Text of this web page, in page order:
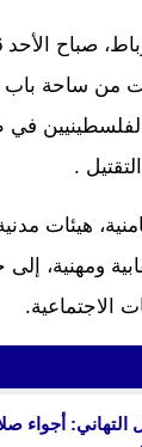
من ساحة باب
الفلسطينيين
.
هيئات
ومهنية،
الاجتماعية.
التهاني: أجواء